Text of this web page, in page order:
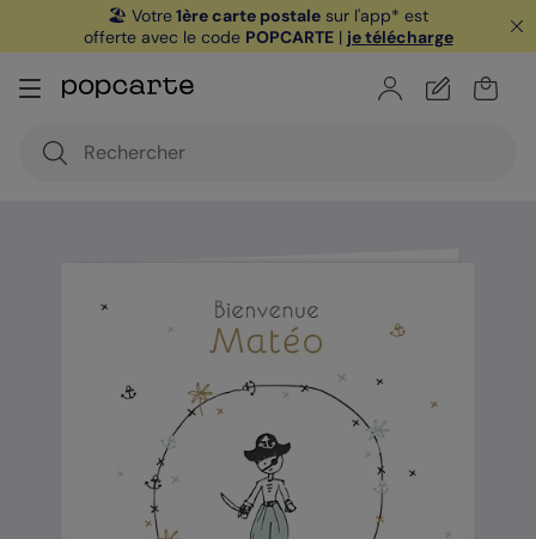
🏖️ Votre1ère carte postale sur l'app* est
offerte avec le code POPCARTE| je télécharge